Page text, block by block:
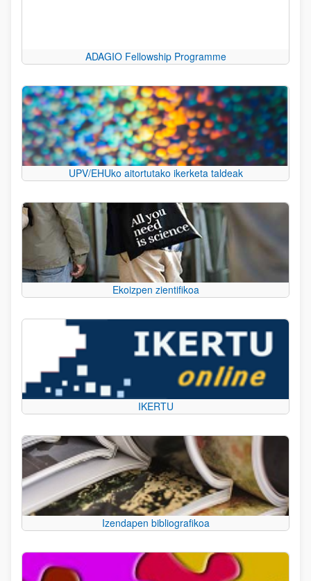
ADAGIO Fellowship Programme
UPV/EHUko aitortutako ikerketa taldeak
Ekoizpen zientifikoa
IKERTU
Izendapen bibliografikoa